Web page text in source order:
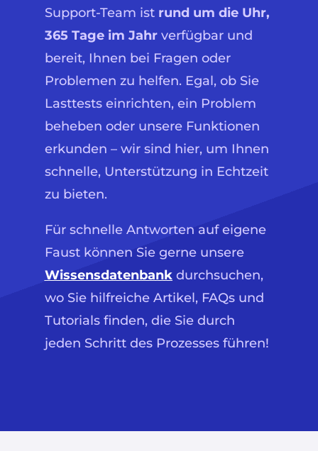
Support-Team ist rund um die Uhr,
365 Tage im Jahrverfügbar und
bereit, Ihnen bei Fragen oder
Problemen zu helfen. Egal, ob Sie
Lasttests einrichten, ein Problem
beheben oder unsere Funktionen
erkunden – wir sind hier, um Ihnen
schnelle, Unterstützung in Echtzeit
zu bieten.
Für schnelle Antworten auf eigene
Faust können Sie gerne unsere
Wissensdatenbankdurchsuchen,
wo Sie hilfreiche Artikel, FAQs und
Tutorials finden, die Sie durch
jeden Schritt des Prozesses führen!